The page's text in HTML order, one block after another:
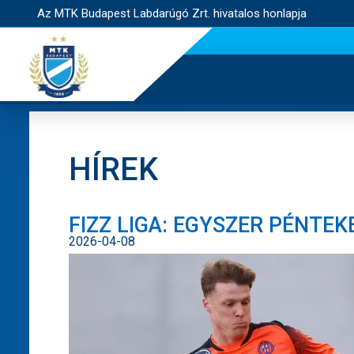
Az MTK Budapest Labdarúgó Zrt. hivatalos honlapja
HÍREK
FIZZ LIGA: EGYSZER
2026-04-08